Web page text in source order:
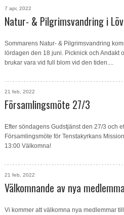
7 apr, 2022
Natur- & Pilgrimsvandring i
Sommarens Natur- & Pilgrimsvandring
lördagen den 18 juni. Picknick och Andakt
brukar vara vid full blom vid den tiden....
21 feb, 2022
Församlingsmöte 27/3
Efter söndagens Gudstjänst den 27/3 och
Församlingsmöte för Tenstakyrkans
13:00 Välkomna!
21 feb, 2022
Välkomnande av nya
Vi kommer att välkomna nya medlemmar